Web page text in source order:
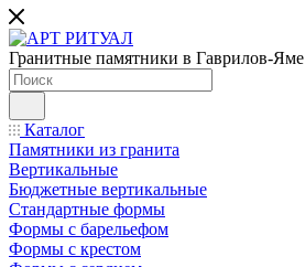
Гранитные памятники в Гаврилов-Яме
Каталог
Памятники из гранита
Вертикальные
Бюджетные вертикальные
Стандартные формы
Формы с барельефом
Формы с крестом